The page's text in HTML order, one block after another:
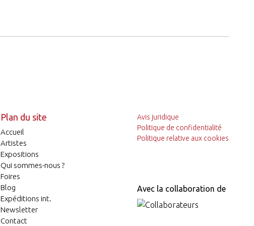
Plan du site
Accueil
Artistes
Expositions
Qui sommes-nous ?
Foires
Blog
Expéditions int.
Newsletter
Contact
Avis juridique
Politique de confidentialité
Politique relative aux cookies
Avec la collaboration de